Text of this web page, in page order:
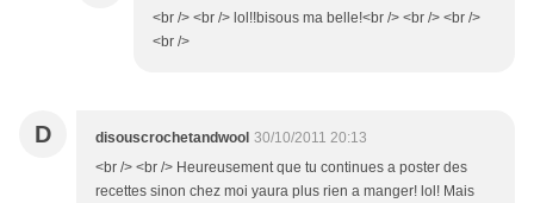
<br /> <br /> lol!!bisous ma belle!<br /> <br /> <br />
<br />
D disouscrochetandwool 30/10/2011 20:13
<br /> <br /> Heureusement que tu continues a poster des
recettes sinon chez moi yaura plus rien a manger! lol! Mais